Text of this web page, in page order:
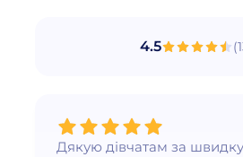
4.5 (
Дякую дівчатам за швидку